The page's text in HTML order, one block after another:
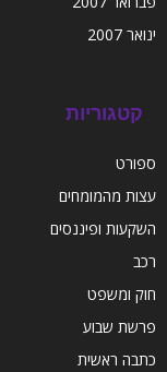
ינואר 2007
קטגוריות
ספורט
עצות מהמומחים
השקעות ופיננסים
רכב
חוק ומשפט
פרשת שבוע
כתבה ראשית